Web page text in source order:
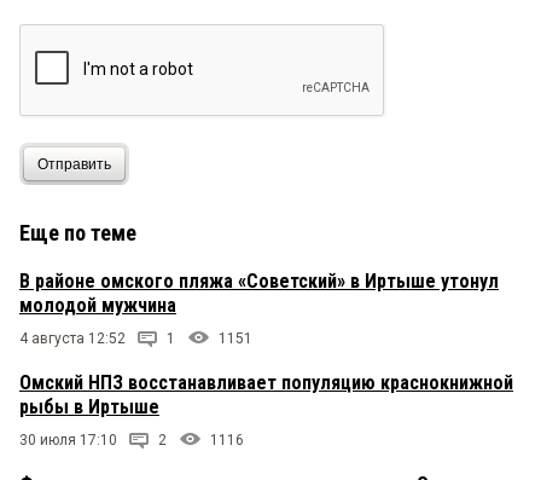
Отправить
Еще по теме
В районе омского пляжа «Советский» в Иртыше утонул
молодой мужчина
4 августа 12:52 1 1151
Омский НПЗ восстанавливает популяцию краснокнижной
рыбы в Иртыше
30 июля 17:10 2 1116